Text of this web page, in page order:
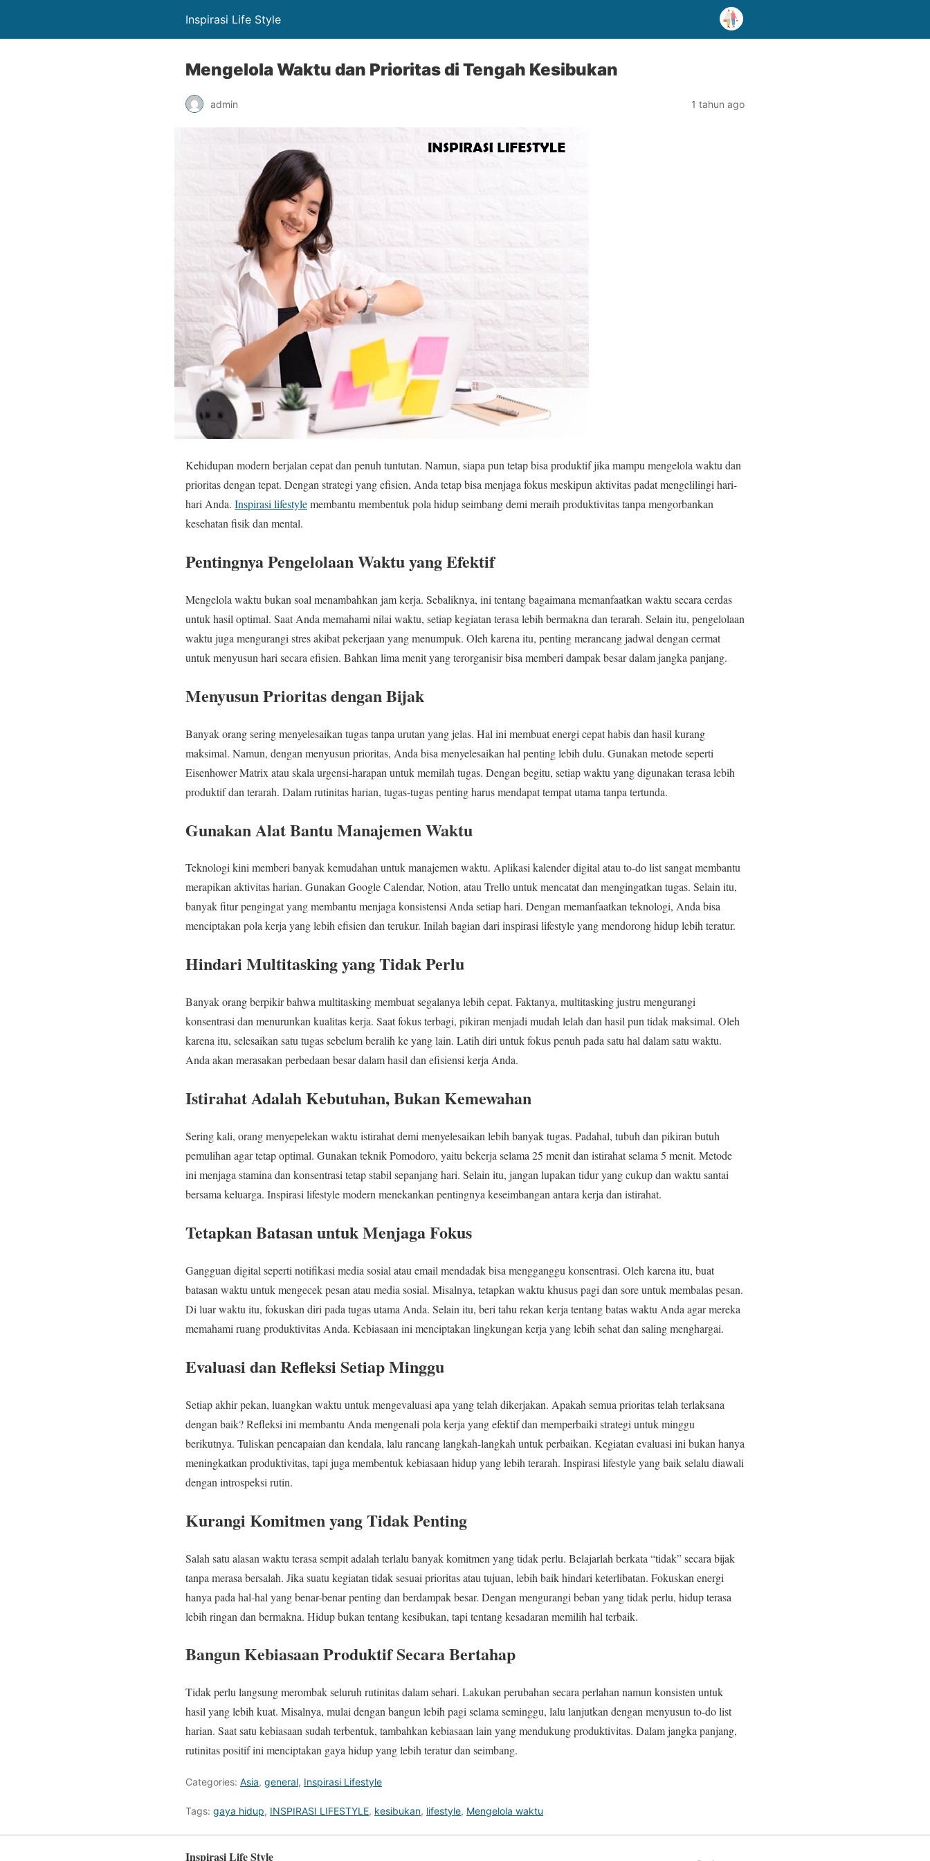
Inspirasi Life Style
Mengelola Waktu dan Prioritas di Tengah Kesibukan
admin 1 tahun ago
Kehidupan modern berjalan cepat dan penuh tuntutan. Namun, siapa pun tetap bisa produktif jika mampu mengelola waktu dan
prioritas dengan tepat. Dengan strategi yang efisien, Anda tetap bisa menjaga fokus meskipun aktivitas padat mengelilingi hari-
hari Anda. Inspirasi lifestylemembantu membentuk pola hidup seimbang demi meraih produktivitas tanpa mengorbankan
kesehatan fisik dan mental.
Pentingnya Pengelolaan Waktu yang Efektif
Mengelola waktu bukan soal menambahkan jam kerja. Sebaliknya, ini tentang bagaimana memanfaatkan waktu secara cerdas
untuk hasil optimal. Saat Anda memahami nilai waktu, setiap kegiatan terasa lebih bermakna dan terarah. Selain itu, pengelolaan
waktu juga mengurangi stres akibat pekerjaan yang menumpuk. Oleh karena itu, penting merancang jadwal dengan cermat
untuk menyusun hari secara efisien. Bahkan lima menit yang terorganisir bisa memberi dampak besar dalam jangka panjang.
Menyusun Prioritas dengan Bijak
Banyak orang sering menyelesaikan tugas tanpa urutan yang jelas. Hal ini membuat energi cepat habis dan hasil kurang
maksimal. Namun, dengan menyusun prioritas, Anda bisa menyelesaikan hal penting lebih dulu. Gunakan metode seperti
Eisenhower Matrix atau skala urgensi-harapan untuk memilah tugas. Dengan begitu, setiap waktu yang digunakan terasa lebih
produktif dan terarah. Dalam rutinitas harian, tugas-tugas penting harus mendapat tempat utama tanpa tertunda.
Gunakan Alat Bantu Manajemen Waktu
Teknologi kini memberi banyak kemudahan untuk manajemen waktu. Aplikasi kalender digital atau to-do list sangat membantu
merapikan aktivitas harian. Gunakan Google Calendar, Notion, atau Trello untuk mencatat dan mengingatkan tugas. Selain itu,
banyak fitur pengingat yang membantu menjaga konsistensi Anda setiap hari. Dengan memanfaatkan teknologi, Anda bisa
menciptakan pola kerja yang lebih efisien dan terukur. Inilah bagian dari inspirasi lifestyle yang mendorong hidup lebih teratur.
Hindari Multitasking yang Tidak Perlu
Banyak orang berpikir bahwa multitasking membuat segalanya lebih cepat. Faktanya, multitasking justru mengurangi
konsentrasi dan menurunkan kualitas kerja. Saat fokus terbagi, pikiran menjadi mudah lelah dan hasil pun tidak maksimal. Oleh
karena itu, selesaikan satu tugas sebelum beralih ke yang lain. Latih diri untuk fokus penuh pada satu hal dalam satu waktu.
Anda akan merasakan perbedaan besar dalam hasil dan efisiensi kerja Anda.
Istirahat Adalah Kebutuhan, Bukan Kemewahan
Sering kali, orang menyepelekan waktu istirahat demi menyelesaikan lebih banyak tugas. Padahal, tubuh dan pikiran butuh
pemulihan agar tetap optimal. Gunakan teknik Pomodoro, yaitu bekerja selama 25 menit dan istirahat selama 5 menit. Metode
ini menjaga stamina dan konsentrasi tetap stabil sepanjang hari. Selain itu, jangan lupakan tidur yang cukup dan waktu santai
bersama keluarga. Inspirasi lifestyle modern menekankan pentingnya keseimbangan antara kerja dan istirahat.
Tetapkan Batasan untuk Menjaga Fokus
Gangguan digital seperti notifikasi media sosial atau email mendadak bisa mengganggu konsentrasi. Oleh karena itu, buat
batasan waktu untuk mengecek pesan atau media sosial. Misalnya, tetapkan waktu khusus pagi dan sore untuk membalas pesan.
Di luar waktu itu, fokuskan diri pada tugas utama Anda. Selain itu, beri tahu rekan kerja tentang batas waktu Anda agar mereka
memahami ruang produktivitas Anda. Kebiasaan ini menciptakan lingkungan kerja yang lebih sehat dan saling menghargai.
Evaluasi dan Refleksi Setiap Minggu
Setiap akhir pekan, luangkan waktu untuk mengevaluasi apa yang telah dikerjakan. Apakah semua prioritas telah terlaksana
dengan baik? Refleksi ini membantu Anda mengenali pola kerja yang efektif dan memperbaiki strategi untuk minggu
berikutnya. Tuliskan pencapaian dan kendala, lalu rancang langkah-langkah untuk perbaikan. Kegiatan evaluasi ini bukan hanya
meningkatkan produktivitas, tapi juga membentuk kebiasaan hidup yang lebih terarah. Inspirasi lifestyle yang baik selalu diawali
dengan introspeksi rutin.
Kurangi Komitmen yang Tidak Penting
Salah satu alasan waktu terasa sempit adalah terlalu banyak komitmen yang tidak perlu. Belajarlah berkata “tidak” secara bijak
tanpa merasa bersalah. Jika suatu kegiatan tidak sesuai prioritas atau tujuan, lebih baik hindari keterlibatan. Fokuskan energi
hanya pada hal-hal yang benar-benar penting dan berdampak besar. Dengan mengurangi beban yang tidak perlu, hidup terasa
lebih ringan dan bermakna. Hidup bukan tentang kesibukan, tapi tentang kesadaran memilih hal terbaik.
Bangun Kebiasaan Produktif Secara Bertahap
Tidak perlu langsung merombak seluruh rutinitas dalam sehari. Lakukan perubahan secara perlahan namun konsisten untuk
hasil yang lebih kuat. Misalnya, mulai dengan bangun lebih pagi selama seminggu, lalu lanjutkan dengan menyusun to-do list
harian. Saat satu kebiasaan sudah terbentuk, tambahkan kebiasaan lain yang mendukung produktivitas. Dalam jangka panjang,
rutinitas positif ini menciptakan gaya hidup yang lebih teratur dan seimbang.
Categories: Asia, general, Inspirasi Lifestyle
Tags: gaya hidup, INSPIRASI LIFESTYLE, kesibukan, lifestyle, Mengelola waktu
Inspirasi Life Style